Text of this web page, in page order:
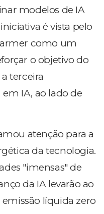
modelos de IA
é vista pelo
como um
o objetivo do
terceira
IA, ao lado de
atenção para a
da tecnologia.
"imensas" de
da IA levarão ao
líquida zero